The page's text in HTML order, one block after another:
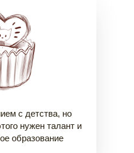
с детства, но
нужен талант и
образование